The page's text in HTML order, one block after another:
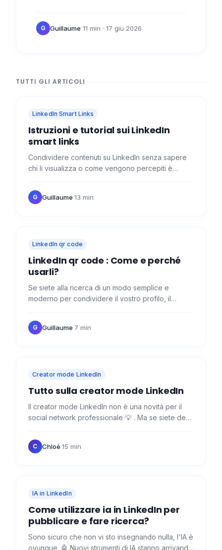
G Guillaume·11 min · 17 giu 2026
TUTTI GLI ARTICOLI
LinkedIn Smart Links
Istruzioni e tutorial sui LinkedIn
smart link​s
Condividere contenuti su LinkedIn senza sapere
chi li visualizza o come vengono percepiti è
finito: si tiene…
G Guillaume·13 min
LinkedIn qr code
LinkedIn qr code : Come e perché
usarli?
Se siete alla ricerca di un modo semplice e
moderno per condividere il vostro profilo, il
profilo è a portata…
G Guillaume·7 min
Creator mode LinkedIn
Tutto sulla creator mode LinkedIn
Il creator mode LinkedIn non è una novità per il
social network professionale 💡 . Ma se siete degli
funzioni/strumenti del…
C Chloé·15 min
IA in LinkedIn
Come utilizzare ia in LinkedIn per
pubblicare e fare ricerca?
Sono sicuro che non vi sto insegnando nulla, l'IA è
ovunque. 🤖 Nuovi strumenti di IA stanno arrivando